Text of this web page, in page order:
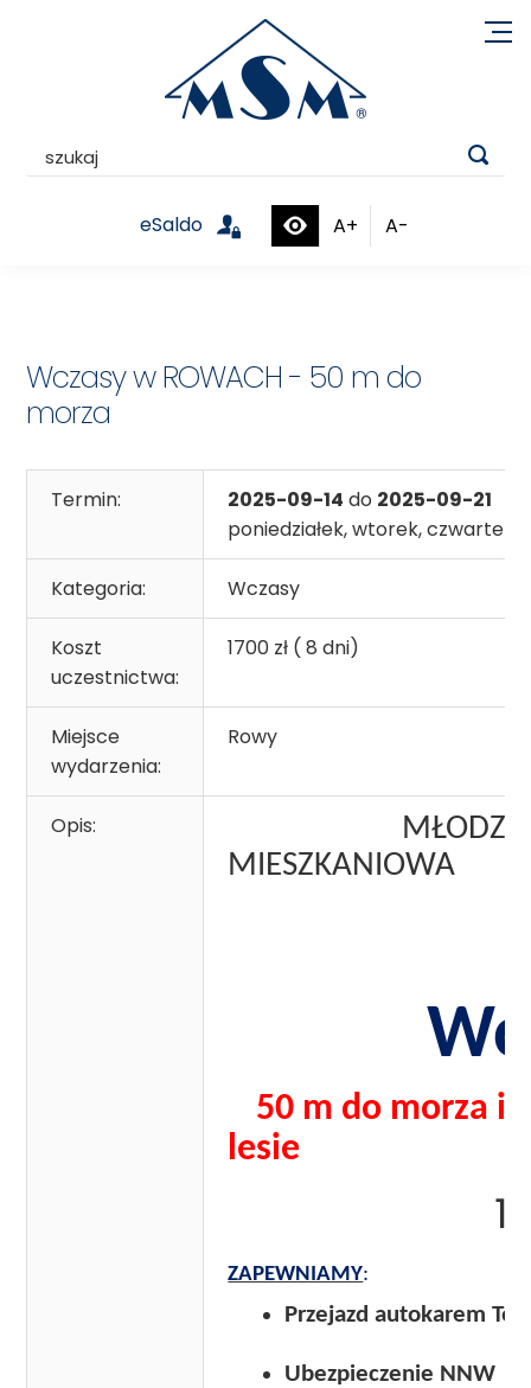

eSaldo   A+ A-
Wczasy w ROWACH - 50 m do
morza
Termin: 2025-09-14 do 2025-09-21
poniedziałek, wtorek, czwartek,
Kategoria: Wczasy
Koszt
uczestnictwa:
1700 zł ( 8 dni)
Miejsce
wydarzenia:
Rowy
Opis:
MIESZKANIOWA
50 m do morza i
lesie
14.09-
ZAPEWNIAMY
Przejazd